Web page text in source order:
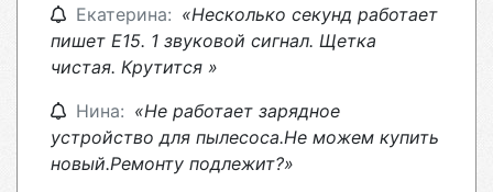
Екатерина: «Несколько секунд работает
пишет Е15. 1 звуковой сигнал. Щетка
чистая. Крутится »
Нина: «Не работает зарядное
устройство для пылесоса.Не можем купить
новый.Ремонту подлежит?»